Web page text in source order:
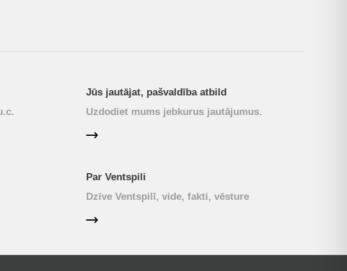
Jūs jautājat, pašvaldība atbild
Uzdodiet mums jebkurus jautājumus.
Par Ventspili
Dzīve Ventspilī, vide, fakti, vēsture